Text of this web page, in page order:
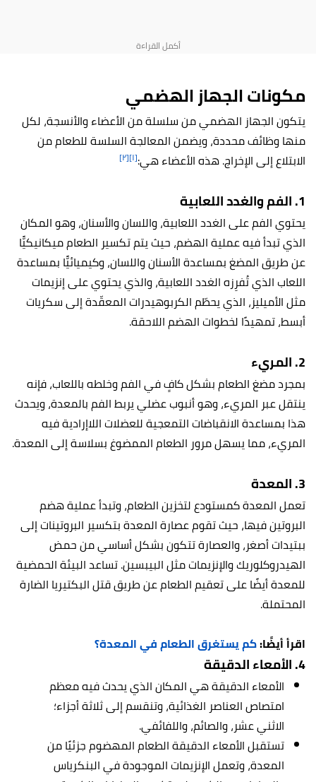
مكونات الجهاز الهضمي
يتكون الجهاز الهضمي من سلسلة من الأعضاء والأنسجة، لكل
منها وظائف محددة، ويضمن المعالجة السلسة للطعام من
الابتلاع إلى الإخراج. هذه الأعضاء هي:[١] [٢]
1. الفم والغدد اللعابية
يحتوي الفم على الغدد اللعابية، واللسان والأسنان، وهو المكان
الذي تبدأ فيه عملية الهضم، حيث يتم تكسير الطعام ميكانيكيًّا
عن طريق المضغ بمساعدة الأسنان واللسان، وكيميائيًّا بمساعدة
اللعاب الذي تُفرِزه الغدد اللعابية، والذي يحتوي على إنزيمات
مثل الأميليز، الذي يحطّم الكربوهيدرات المعقّدة إلى سكريات
أبسط، تمهيدًا لخطوات الهضم اللاحقة.
2. المريء
بمجرد مضغ الطعام بشكل كافٍ في الفم وخلطه باللعاب، فإنه
ينتقل عبر المريء، وهو أنبوب عضلي يربط الفم بالمعدة، ويحدث
هذا بمساعدة الانقباضات التمعجية للعضلات اللاإرادية فيه
المريء، مما يسهل مرور الطعام الممضوغ بسلاسة إلى المعدة.
3. المعدة
تعمل المعدة كمستودع لتخزين الطعام، وتبدأ عملية هضم
البروتين فيها، حيث تقوم عصارة المعدة بتكسير البروتينات إلى
ببتيدات أصغر، والعصارة تتكون بشكل أساسي من حمض
الهيدروكلوريك والإنزيمات مثل البيبسين. تساعد البيئة الحمضية
للمعدة أيضًا على تعقيم الطعام عن طريق قتل البكتيريا الضارة
المحتملة.
اقرأ أيضًا:كم يستغرق الطعام في المعدة؟
4. الأمعاء الدقيقة
الأمعاء الدقيقة هي المكان الذي يحدث فيه معظم
امتصاص العناصر الغذائية، وتنقسم إلى ثلاثة أجزاء؛
الاثني عشر، والصائم، واللفائفي.
تستقبل الأمعاء الدقيقة الطعام المهضوم جزئيًا من
المعدة، وتعمل الإنزيمات الموجودة في البنكرياس